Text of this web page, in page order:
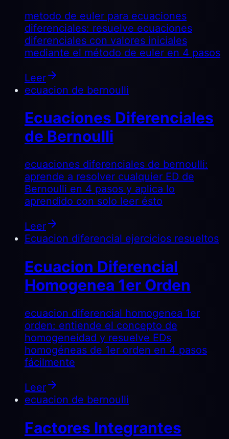
metodo de euler para ecuaciones
diferenciales: resuelve ecuaciones
diferenciales con valores iniciales
mediante el método de euler en 4 pasos
Leer
ecuacion de bernoulli
Ecuaciones Diferenciales
de Bernoulli
ecuaciones diferenciales de bernoulli:
aprende a resolver cualquier ED de
Bernoulli en 4 pasos y aplica lo
aprendido con solo leer ésto
Leer
Ecuacion diferencial ejercicios resueltos
Ecuacion Diferencial
Homogenea 1er Orden
ecuacion diferencial homogenea 1er
orden: entiende el concepto de
homogeneidad y resuelve EDs
homogéneas de 1er orden en 4 pasos
fácilmente
Leer
ecuacion de bernoulli
Factores Integrantes